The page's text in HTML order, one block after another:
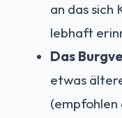
an das sich
lebhaft
Das
etwas
(empfohlen